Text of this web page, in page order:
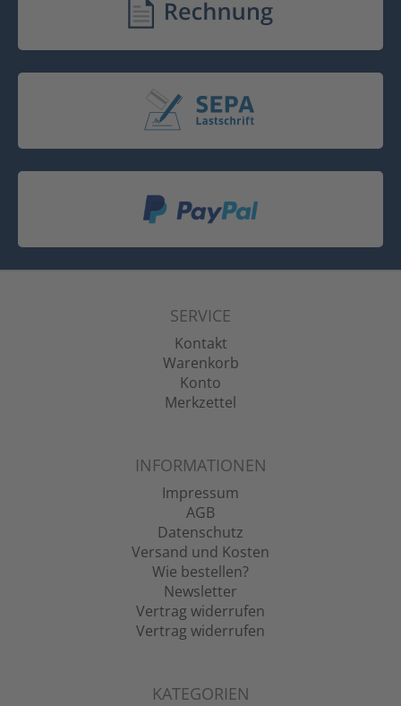
SERVICE
Kontakt
Warenkorb
Konto
Merkzettel
INFORMATIONEN
Impressum
AGB
Datenschutz
Versand und Kosten
Wie bestellen?
Newsletter
Vertrag widerrufen
Vertrag widerrufen
KATEGORIEN